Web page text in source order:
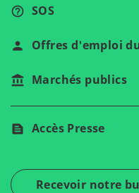
SOS
Offres d'emploi
Marchés publics
Accès Presse
Recevoir notre